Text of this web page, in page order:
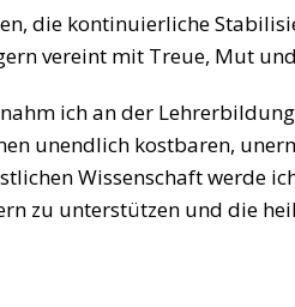
die kontinuierliche
vereint mit Treue, Mut
ich an der
unendlich kostbaren,
Wissenschaft werde
zu unterstützen und die